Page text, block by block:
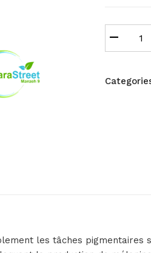
les tâches pigmentaires